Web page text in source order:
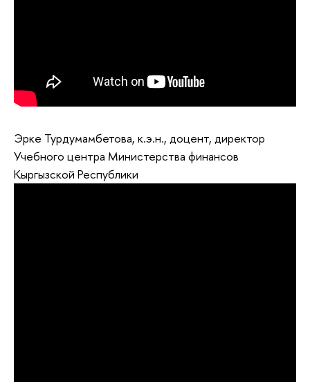
Эрке Турдумамбетова, к.э.н., доцент, директор
Учебного центра Министерства финансов
Кыргызской Республики